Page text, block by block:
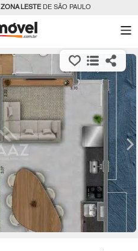
ZONA LESTEDE SÃO PAULO